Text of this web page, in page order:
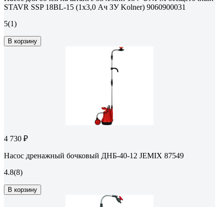
STAVR SSP 18BL-15 (1х3,0 Ач ЗУ Kolner) 9060900031
5(1)
В корзину
4 730 ₽
Насос дренажный бочковый ДНБ-40-12 JEMIX 87549
4.8(8)
В корзину